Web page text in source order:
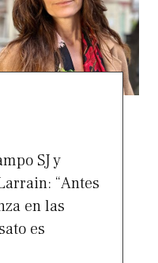
SJ y
“Antes
en las
es